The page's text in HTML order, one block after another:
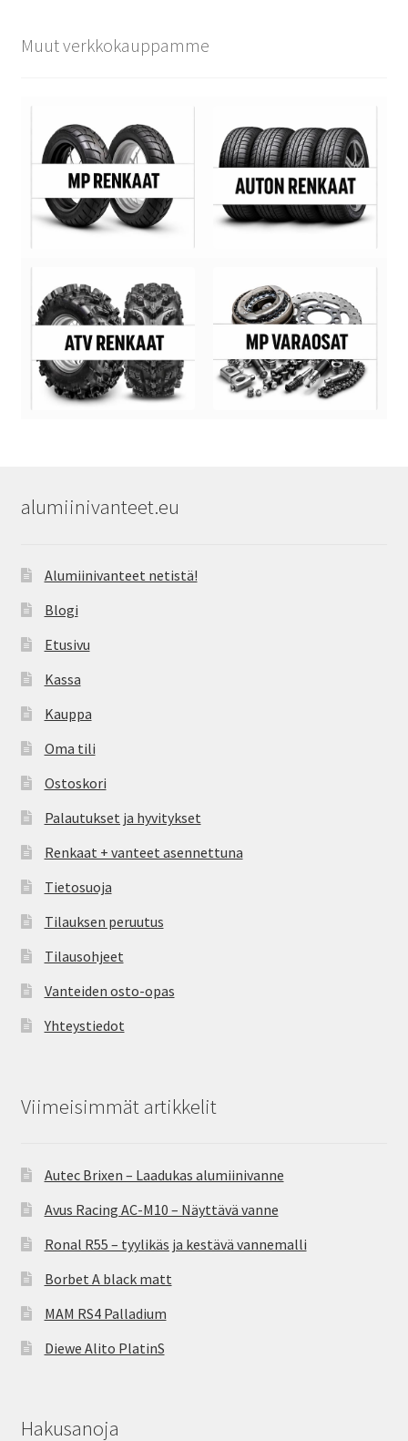
Muut verkkokauppamme
alumiinivanteet.eu
Alumiinivanteet netistä!
Blogi
Etusivu
Kassa
Kauppa
Oma tili
Ostoskori
Palautukset ja hyvitykset
Renkaat + vanteet asennettuna
Tietosuoja
Tilauksen peruutus
Tilausohjeet
Vanteiden osto-opas
Yhteystiedot
Viimeisimmät artikkelit
Autec Brixen – Laadukas alumiinivanne
Avus Racing AC-M10 – Näyttävä vanne
Ronal R55 – tyylikäs ja kestävä vannemalli
Borbet A black matt
MAM RS4 Palladium
Diewe Alito PlatinS
Hakusanoja